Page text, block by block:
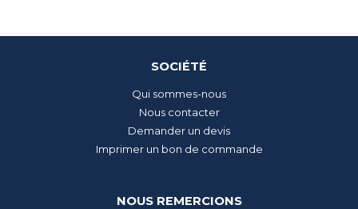
SOCIÉTÉ
Qui sommes-nous
Nous contacter
Demander un devis
Imprimer un bon de commande
NOUS REMERCIONS